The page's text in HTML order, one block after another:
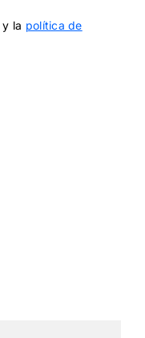
y la política de